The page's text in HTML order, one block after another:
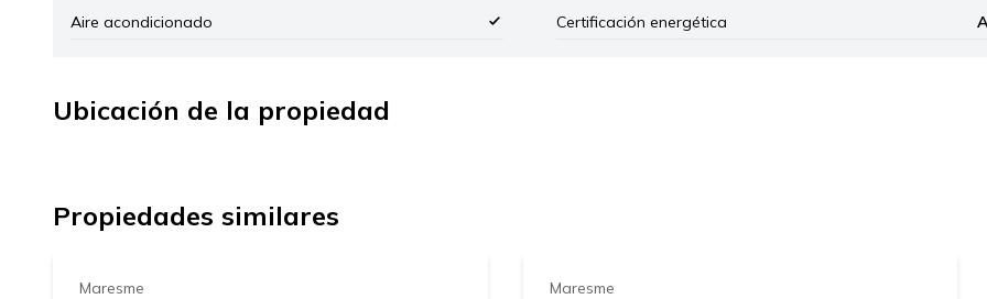
Aire acondicionado Certificación energética
Ubicación de la propiedad
−
Propiedades similares
599.000 €
Maresme Maresme